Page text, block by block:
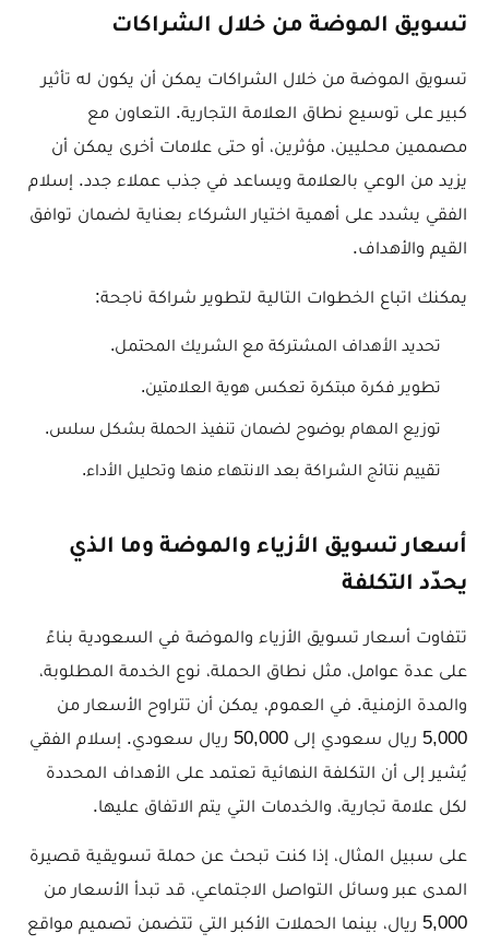
تسويق الموضة من خلال الشراكات
تسويق الموضة من خلال الشراكات يمكن أن يكون له تأثير
كبير على توسيع نطاق العلامة التجارية. التعاون مع
مصممين محليين، مؤثرين، أو حتى علامات أخرى يمكن أن
يزيد من الوعي بالعلامة ويساعد في جذب عملاء جدد. إسلام
الفقي يشدد على أهمية اختيار الشركاء بعناية لضمان توافق
القيم والأهداف.
يمكنك اتباع الخطوات التالية لتطوير شراكة ناجحة:
تحديد الأهداف المشتركة مع الشريك المحتمل.
تطوير فكرة مبتكرة تعكس هوية العلامتين.
توزيع المهام بوضوح لضمان تنفيذ الحملة بشكل سلس.
تقييم نتائج الشراكة بعد الانتهاء منها وتحليل الأداء.
أسعار تسويق الأزياء والموضة وما الذي
يحدّد التكلفة
تتفاوت أسعار تسويق الأزياء والموضة في السعودية بناءً
على عدة عوامل، مثل نطاق الحملة، نوع الخدمة المطلوبة،
والمدة الزمنية. في العموم، يمكن أن تتراوح الأسعار من
5,000 ريال سعودي إلى 50,000 ريال سعودي. إسلام الفقي
يُشير إلى أن التكلفة النهائية تعتمد على الأهداف المحددة
لكل علامة تجارية، والخدمات التي يتم الاتفاق عليها.
على سبيل المثال، إذا كنت تبحث عن حملة تسويقية قصيرة
المدى عبر وسائل التواصل الاجتماعي، قد تبدأ الأسعار من
5,000 ريال، بينما الحملات الأكبر التي تتضمن تصميم مواقع